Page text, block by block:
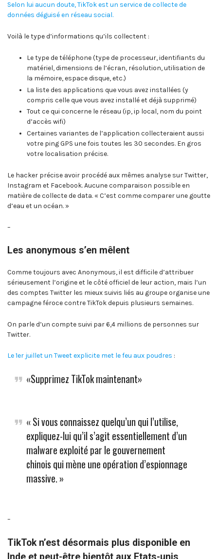
Selon lui aucun doute, TikTok est un service de collecte de
données déguisé en réseau social.
Voilà le type d’informations qu’ils collectent :
Le type de téléphone (type de processeur, identifiants du
matériel, dimensions de l’écran, résolution, utilisation de
la mémoire, espace disque, etc.)
La liste des applications que vous avez installées (y
compris celle que vous avez installé et déjà supprimé)
Tout ce qui concerne le réseau (ip, ip local, nom du point
d’accès wifi)
Certaines variantes de l’application collecteraient aussi
votre ping GPS une fois toutes les 30 secondes. En gros
votre localisation précise.
Le hacker précise avoir procédé aux mêmes analyse sur Twitter,
Instagram et Facebook. Aucune comparaison possible en
matière de collecte de data. « C’est comme comparer une goutte
d’eau et un océan. »
–
Les anonymous s’en mêlent
Comme toujours avec Anonymous, il est difficile d’attribuer
sérieusement l’origine et le côté officiel de leur action, mais l’un
des comptes Twitter les mieux suivis liés au groupe organise une
campagne féroce contre TikTok depuis plusieurs semaines.
On parle d’un compte suivi par 6,4 millions de personnes sur
Twitter.
Le 1er juillet un Tweet explicite met le feu aux poudres :
«Supprimez TikTok maintenant»
« Si vous connaissez quelqu’un qui l’utilise,
expliquez-lui qu’il s’agit essentiellement d’un
malware exploité par le gouvernement
chinois qui mène une opération d’espionnage
massive. »
–
TikTok n’est désormais plus disponible en
Inde et peut-être bientôt aux Etats-unis